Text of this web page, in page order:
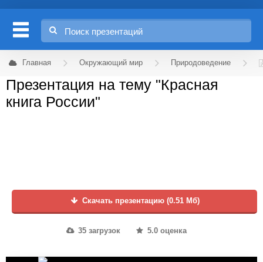
Главная Окружающий мир Природоведение
Презентация на тему "Красная
книга России"
Скачать презентацию (0.51 Мб)
35 загрузок 5.0 оценка